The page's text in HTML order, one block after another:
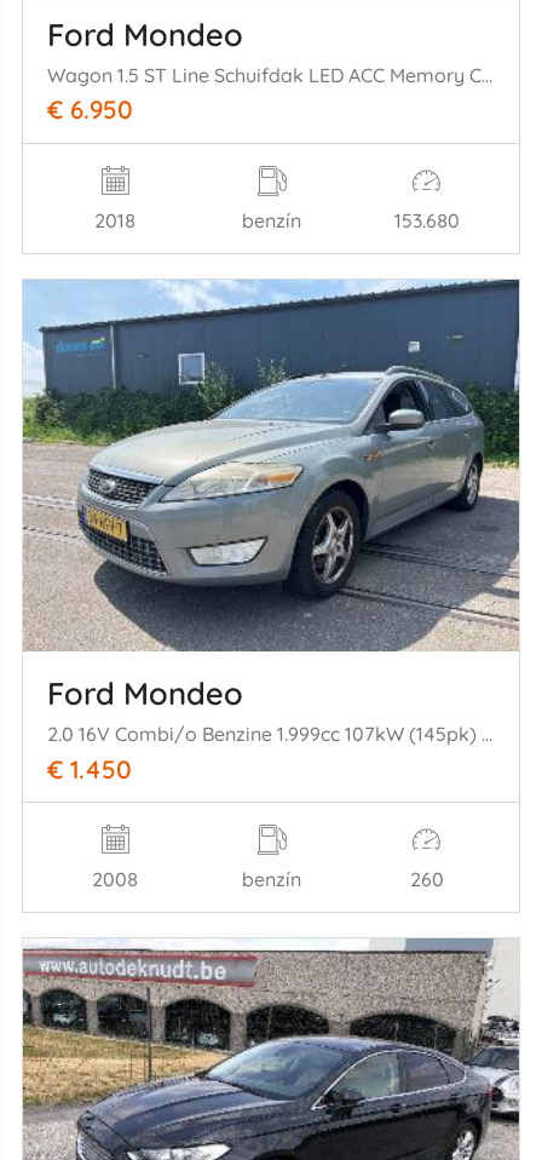
Ford Mondeo
Wagon 1.5 ST Line Schuifdak LED ACC Memory Camera SHZ LRHZ AHK
€ 6.950
2018 benzín 153.680
Ford Mondeo
2.0 16V Combi/o Benzine 1.999cc 107kW (145pk) FWD 2007-03/2015-01 A0BA; A0BC
€ 1.450
2008 benzín 260